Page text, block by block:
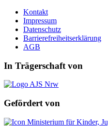
Kontakt
Impressum
Datenschutz
Barrierefreiheitserklärung
AGB
In Trägerschaft von
Gefördert von